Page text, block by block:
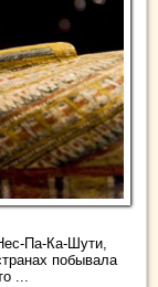
Па-Ка-Шути,
побывала
...